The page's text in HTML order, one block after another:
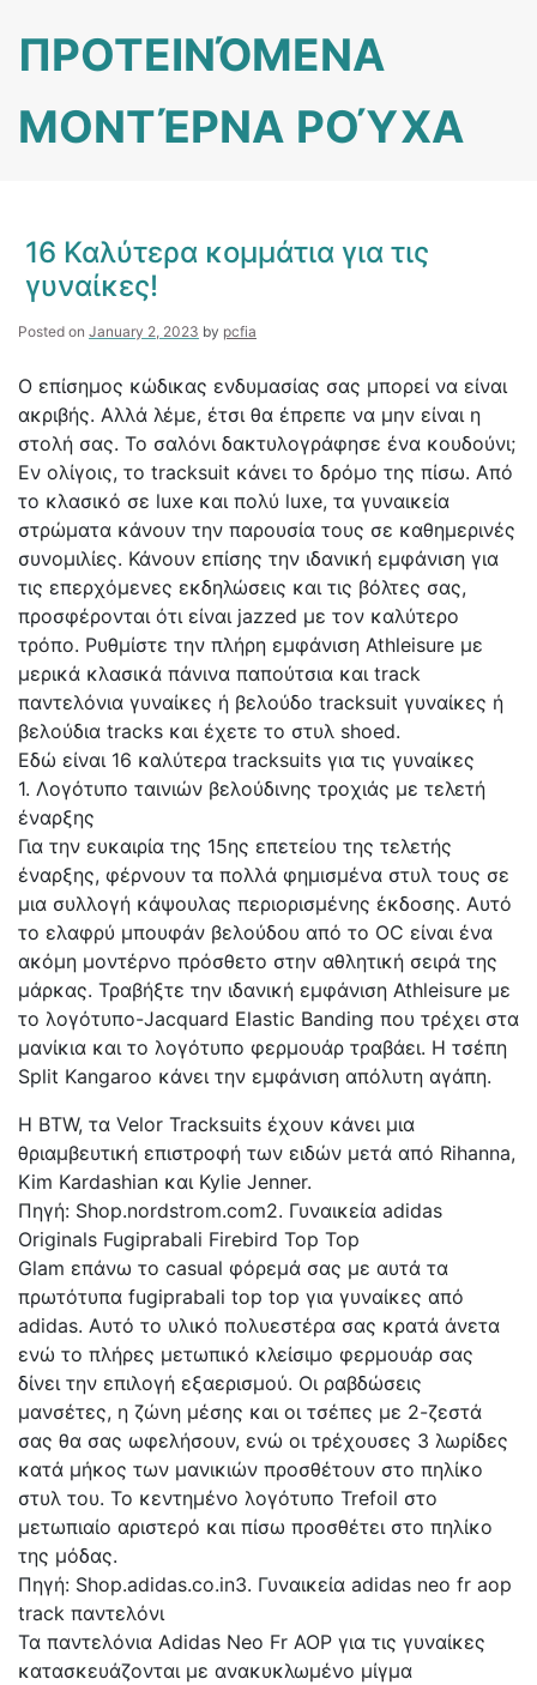
content
ΠΡΟΤΕΙΝΌΜΕΝΑ
ΜΟΝΤΈΡΝΑ ΡΟΎΧΑ
16 Καλύτερα κομμάτια για τις
γυναίκες!
Posted on January 2, 2023 by pcfia
Ο επίσημος κώδικας ενδυμασίας σας μπορεί να είναι
ακριβής. Αλλά λέμε, έτσι θα έπρεπε να μην είναι η
στολή σας. Το σαλόνι δακτυλογράφησε ένα κουδούνι;
Εν ολίγοις, το tracksuit κάνει το δρόμο της πίσω. Από
το κλασικό σε luxe και πολύ luxe, τα γυναικεία
στρώματα κάνουν την παρουσία τους σε καθημερινές
συνομιλίες. Κάνουν επίσης την ιδανική εμφάνιση για
τις επερχόμενες εκδηλώσεις και τις βόλτες σας,
προσφέρονται ότι είναι jazzed με τον καλύτερο
τρόπο. Ρυθμίστε την πλήρη εμφάνιση Athleisure με
μερικά κλασικά πάνινα παπούτσια και track
παντελόνια γυναίκες ή βελούδο tracksuit γυναίκες ή
βελούδια tracks και έχετε το στυλ shoed.
Εδώ είναι 16 καλύτερα tracksuits για τις γυναίκες
1. Λογότυπο ταινιών βελούδινης τροχιάς με τελετή
έναρξης
Για την ευκαιρία της 15ης επετείου της τελετής
έναρξης, φέρνουν τα πολλά φημισμένα στυλ τους σε
μια συλλογή κάψουλας περιορισμένης έκδοσης. Αυτό
το ελαφρύ μπουφάν βελούδου από το OC είναι ένα
ακόμη μοντέρνο πρόσθετο στην αθλητική σειρά της
μάρκας. Τραβήξτε την ιδανική εμφάνιση Athleisure με
το λογότυπο-Jacquard Elastic Banding που τρέχει στα
μανίκια και το λογότυπο φερμουάρ τραβάει. Η τσέπη
Split Kangaroo κάνει την εμφάνιση απόλυτη αγάπη.
Η BTW, τα Velor Tracksuits έχουν κάνει μια
θριαμβευτική επιστροφή των ειδών μετά από Rihanna,
Kim Kardashian και Kylie Jenner.
Πηγή: Shop.nordstrom.com2. Γυναικεία adidas
Originals Fugiprabali Firebird Top Top
Glam επάνω το casual φόρεμά σας με αυτά τα
πρωτότυπα fugiprabali top top για γυναίκες από
adidas. Αυτό το υλικό πολυεστέρα σας κρατά άνετα
ενώ το πλήρες μετωπικό κλείσιμο φερμουάρ σας
δίνει την επιλογή εξαερισμού. Οι ραβδώσεις
μανσέτες, η ζώνη μέσης και οι τσέπες με 2-ζεστά
σας θα σας ωφελήσουν, ενώ οι τρέχουσες 3 λωρίδες
κατά μήκος των μανικιών προσθέτουν στο πηλίκο
στυλ του. Το κεντημένο λογότυπο Trefoil στο
μετωπιαίο αριστερό και πίσω προσθέτει στο πηλίκο
της μόδας.
Πηγή: Shop.adidas.co.in3. Γυναικεία adidas neo fr aop
track παντελόνι
Τα παντελόνια Adidas Neo Fr AOP για τις γυναίκες
κατασκευάζονται με ανακυκλωμένο μίγμα